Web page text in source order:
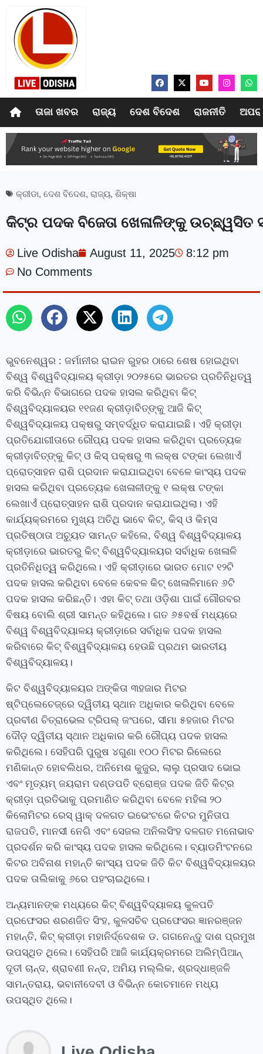
ତାଜା ଖବର ରାଜ୍ୟ ଦେଶ ବିଦେଶ ରାଜନୀତି
କ୍ରୀଡା, ଦେଶ ବିଦେଶ, ରାଜ୍ୟ, ଶିକ୍ଷା
କିଟ୍‍ର ପଦକ ବିଜେତା ଖେଳାଳିଙ୍କୁ ଉଚ୍ଛ୍ୱସିତ
Live Odisha August 11, 2025
8:12 pm
No Comments
ଭୁବନେଶ୍ୱର : ଜର୍ମାନୀର ରାଇନ ରୁହର ଠାରେ ଶେଷ ହୋଇଥିବା
ବିଶ୍ୱ ବିଶ୍ୱବିଦ୍ୟାଳୟ କ୍ରୀଡ଼ା ୨୦୨୫ରେ ଭାରତର ପ୍ରତିନିଧିତ୍ୱ
କରି ବିଭିନ୍ନ ବିଭାଗରେ ପଦକ ହାସଲ କରିଥିବା କିଟ୍‍
ବିଶ୍ୱବିଦ୍ୟାଳୟର ୧୧ଜଣ କ୍ରୀଡ଼ାବିତ୍‍ଙ୍କୁ ଆଜି କିଟ୍‍
ବିଶ୍ୱବିଦ୍ୟାଳୟ ପକ୍ଷରୁ ସମ୍ବର୍ଦ୍ଧିତ କରାଯାଇଛି। ଏହି କ୍ରୀଡ଼ା
ପ୍ରତିଯୋଗୀତାରେ ରୌପ୍ୟ ପଦକ ହାସଲ କରିଥିବା ପ୍ରତ୍ୟେକ
କ୍ରୀଡ଼ାବିତ୍‍ଙ୍କୁ କିଟ୍‍ ଓ କିସ୍‍ ପକ୍ଷରୁ ୩ ଲକ୍ଷ ଟଙ୍କା ଲେଖାଏଁ
ପ୍ରୋତ୍ସାହନ ରାଶି ପ୍ରଦାନ କରାଯାଇଥିବା ବେଳେ କାଂସ୍ୟ ପଦକ
ହାସଲ କରିଥିବା ପ୍ରତ୍ୟେକ ଖେଳାଳୀଙ୍କୁ ୧ ଲକ୍ଷ ଟଙ୍କା
ଲେଖାଏଁ ପ୍ରୋତ୍ସାହନ ରାଶି ପ୍ରଦାନ କରାଯାଇଥିଲା। ଏହି
କାର୍ଯ୍ୟକ୍ରମରେ ମୁଖ୍ୟ ଅତିଥି ଭାବେ କିଟ୍‌, କିସ୍ ଓ କିମ୍‌ସ
ପ୍ରତିଷ୍ଠାତା ଅଚ୍ୟୁତ ସାମନ୍ତ କହିଲେ, ବିଶ୍ୱ ବିଶ୍ୱବିଦ୍ୟାଳୟ
କ୍ରୀଡ଼ାରେ ଭାରତରୁ କିଟ୍ ବିଶ୍ୱବିଦ୍ୟାଳୟର ସର୍ବାଧିକ ଖେଳାଳି
ପ୍ରତିନିଧିତ୍ୱ କରିଥିଲେ। ଏହି କ୍ରୀଡ଼ାରେ ଭାରତ ମୋଟ ୧୨ଟି
ପଦକ ହାସଲ କରିଥିବା ବେଳେ କେବଳ କିଟ୍ ଖେଳାଳିମାନେ ୬ଟି
ପଦକ ହାସଲ କରିଛନ୍ତି। ଏହା କିଟ୍ ତଥା ଓଡ଼ିଶା ପାଇଁ ଗୌରବର
ବିଷୟ ବୋଲି ଶ୍ରୀ ସାମନ୍ତ କହିଥିଲେ। ଗତ ୬୫ବର୍ଷ ମଧ୍ୟରେ
ବିଶ୍ୱ ବିଶ୍ୱବିଦ୍ୟାଳୟ କ୍ରୀଡ଼ାରେ ସର୍ବାଧିକ ପଦକ ହାସଲ
କରିବାରେ କିଟ୍ ବିଶ୍ୱବିଦ୍ୟାଳୟ ହେଉଛି ପ୍ରଥମ ଭାରତୀୟ
ବିଶ୍ୱବିଦ୍ୟାଳୟ।
କିଟ ବିଶ୍ୱବିଦ୍ୟାଳୟର ଅଙ୍କିତା ୩ହଜାର ମିଟର
ଷ୍ଟିପ୍ଲେଚେଜ୍‌ରେ ଦ୍ୱିତୀୟ ସ୍ଥାନ ଅଧିକାର କରିଥିବା ବେଳେ
ପ୍ରବୀଣ ଚିତ୍ରାଭେଲ ଟ୍ରିପଲ୍ ଜଂପରେ, ସୀମା ୫ହଜାର ମିଟର
ଦୌଡ଼ ଦ୍ୱିତୀୟ ସ୍ଥାନ ଅଧିକାର କରି ରୌପ୍ୟ ପଦକ ହାସଲ
କରିଥିଲେ। ସେହିପରି ପୁରୁଷ ୪ଗୁଣା ୧୦୦ ମିଟର ରିଲେରେ
ମଣିକାନ୍ତ ହୋବଲିଧର, ଅନିମେଶ କୁଜୁର, ଲାଲୁ ପ୍ରସାଦ ଭୋଇ
ଏବଂ ମୃତ୍ୟମ୍ ଜୟରାମ ଦଣ୍ଡପତି ବ୍ରୋଞ୍ଜ ପଦକ ଜିତି କିଟ୍‌ର
କ୍ରୀଡ଼ା ପ୍ରତିଭାକୁ ପ୍ରମାଣିତ କରିଥିବା ବେଳେ ମହିଳା ୨୦
କିଲୋମିଟର ରେସ୍ ୱାକ୍ ଦଳଗତ ଇଭେଂଟରେ କିଟର ମୁନିତାପ
ରାଜପତି, ମାନସୀ ନେଗି ଏବଂ ସେଜଲ ଅନିଲସିଂହ ଦଳଗତ ମନୋଭାବ
ପ୍ରଦର୍ଶନ କରି କାଂସ୍ୟ ପଦକ ହାସଲ କରିଥିଲେ। ବ୍ୟାଡମିଂଟନରେ
କିଟର ଅବିନାଶ ମହାନ୍ତି କାଂସ୍ୟ ପଦକ ଜିତି କିଟ ବିଶ୍ୱବିଦ୍ୟାଳୟର
ପଦକ ତାଲିକାକୁ ୬ରେ ପହଂଚାଇଥିଲେ।
ଅନ୍ୟମାନଙ୍କ ମଧ୍ୟରେ କିଟ୍ ବିଶ୍ୱବିଦ୍ୟାଳୟ କୁଳପତି
ପ୍ରଫେସର ଶରଣଜିତ ସିଂହ, କୁଳସଚିବ ପ୍ରଫେସର ଜ୍ଞାନରଞ୍ଜନ
ମହାନ୍ତି, କିଟ୍ କ୍ରୀଡ଼ା ମହାନିର୍ଦ୍ଦେଶକ ଡ. ଗଗନେନ୍ଦୁ ଦାଶ ପ୍ରମୁଖ
ଉପସ୍ଥିତ ଥିଲେ। ସେହିପରି ଆଜି କାର୍ଯ୍ୟକ୍ରମରେ ଅଲିମ୍ପିଆନ୍
ଦୂତୀ ଚାନ୍ଦ, ଶ୍ରାବଣୀ ନନ୍ଦ, ଅମିୟ ମଲ୍ଲିକ, ଶ୍ରଦ୍ଧାଞ୍ଜଳି
ସାମନ୍ତରାୟ, ଭବାନୀଦେବୀ ଓ ବିଭିନ୍ନ କୋଚମାନେ ମଧ୍ୟ
ଉପସ୍ଥିତ ଥିଲେ।